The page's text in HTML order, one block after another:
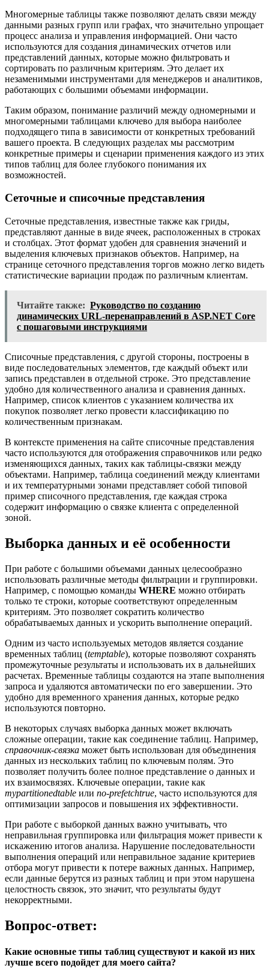
Многомерные таблицы также позволяют делать связи между
данными разных групп или графах, что значительно упрощает
процесс анализа и управления информацией. Они часто
используются для создания динамических отчетов или
представлений данных, которые можно фильтровать и
сортировать по различным критериям. Это делает их
незаменимыми инструментами для менеджеров и аналитиков,
работающих с большими объемами информации.
Таким образом, понимание различий между одномерными и
многомерными таблицами ключево для выбора наиболее
подходящего типа в зависимости от конкретных требований
вашего проекта. В следующих разделах мы рассмотрим
конкретные примеры и сценарии применения каждого из этих
типов таблиц для более глубокого понимания их
возможностей.
Сеточные и списочные представления
Сеточные представления, известные также как гриды,
представляют данные в виде ячеек, расположенных в строках
и столбцах. Этот формат удобен для сравнения значений и
выделения ключевых признаков объектов. Например, на
странице сеточного представления торгов можно легко видеть
статистические вариации продаж по различным клиентам.
Читайте также: Руководство по созданию
динамических URL-перенаправлений в ASP.NET Core
с пошаговыми инструкциями
Списочные представления, с другой стороны, построены в
виде последовательных элементов, где каждый объект или
запись представлен в отдельной строке. Это представление
удобно для количественного анализа и сравнения данных.
Например, список клиентов с указанием количества их
покупок позволяет легко провести классификацию по
количественным признакам.
В контексте применения на сайте списочные представления
часто используются для отображения справочников или редко
изменяющихся данных, таких как таблицы-связки между
объектами. Например, таблица соединений между клиентами
и их температурными зонами представляет собой типовой
пример списочного представления, где каждая строка
содержит информацию о связке клиента с определенной
зоной.
Выборка данных и её особенности
При работе с большими объемами данных целесообразно
использовать различные методы фильтрации и группировки.
Например, с помощью команды WHERE можно отбирать
только те строки, которые соответствуют определенным
критериям. Это позволяет сократить количество
обрабатываемых данных и ускорить выполнение операций.
Одним из часто используемых методов является создание
временных таблиц (temptable), которые позволяют сохранять
промежуточные результаты и использовать их в дальнейших
расчетах. Временные таблицы создаются на этапе выполнения
запроса и удаляются автоматически по его завершении. Это
удобно для временного хранения данных, которые редко
используются повторно.
В некоторых случаях выборка данных может включать
сложные операции, такие как соединение таблиц. Например,
справочник-связка может быть использован для объединения
данных из нескольких таблиц по ключевым полям. Это
позволяет получить более полное представление о данных и
их взаимосвязях. Ключевые операции, такие как
mypartitionedtable или no-prefetchtrue, часто используются для
оптимизации запросов и повышения их эффективности.
При работе с выборкой данных важно учитывать, что
неправильная группировка или фильтрация может привести к
искажению итогов анализа. Нарушение последовательности
выполнения операций или неправильное задание критериев
отбора могут привести к потере важных данных. Например,
если данные берутся из разных таблиц и при этом нарушена
целостность связок, это значит, что результаты будут
некорректными.
Вопрос-ответ:
Какие основные типы таблиц существуют и какой из них
лучше всего подойдет для моего сайта?